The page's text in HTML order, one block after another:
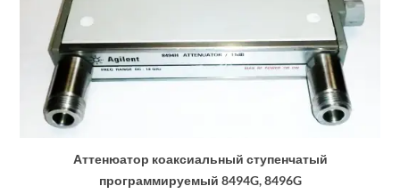
Аттенюатор коаксиальный ступенчатый
программируемый 8494G, 8496G